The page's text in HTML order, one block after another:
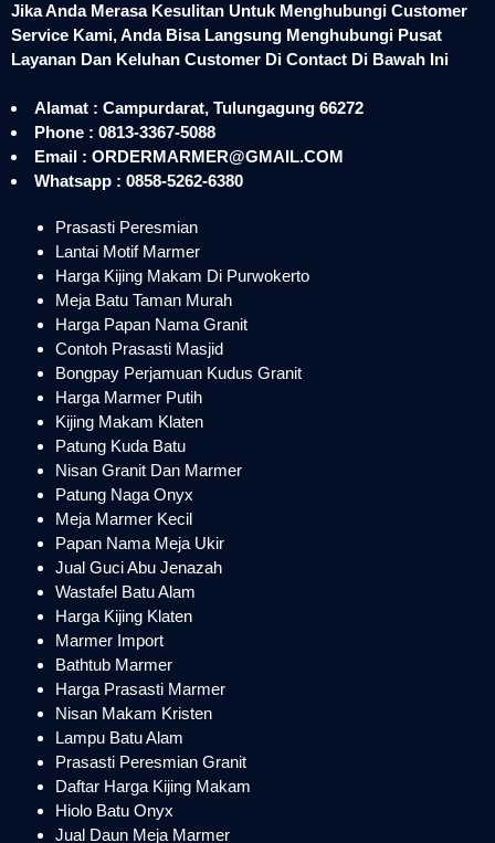
Jika Anda Merasa Kesulitan Untuk Menghubungi Customer
Service Kami, Anda Bisa Langsung Menghubungi Pusat
Layanan Dan Keluhan Customer Di Contact Di Bawah Ini
Alamat : Campurdarat, Tulungagung 66272
Phone : 0813-3367-5088
Email : ORDERMARMER@GMAIL.COM
Whatsapp : 0858-5262-6380
Prasasti Peresmian
Lantai Motif Marmer
Harga Kijing Makam Di Purwokerto
Meja Batu Taman Murah
Harga Papan Nama Granit
Contoh Prasasti Masjid
Bongpay Perjamuan Kudus Granit
Harga Marmer Putih
Kijing Makam Klaten
Patung Kuda Batu
Nisan Granit Dan Marmer
Patung Naga Onyx
Meja Marmer Kecil
Papan Nama Meja Ukir
Jual Guci Abu Jenazah
Wastafel Batu Alam
Harga Kijing Klaten
Marmer Import
Bathtub Marmer
Harga Prasasti Marmer
Nisan Makam Kristen
Lampu Batu Alam
Prasasti Peresmian Granit
Daftar Harga Kijing Makam
Hiolo Batu Onyx
Jual Daun Meja Marmer